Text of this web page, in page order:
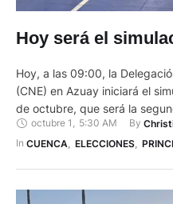
Hoy será el
Hoy, a las 09:00, la
(CNE) en Azuay iniciará el
de octubre, que será la
Presidente y Vicepresidente
Educativa Manuela Garaicoa
octubre 1 , 5:30 AM By
In CUENCA ELECCIONES,